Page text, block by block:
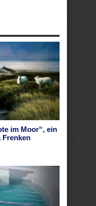
im Moor“, ein
Frenken